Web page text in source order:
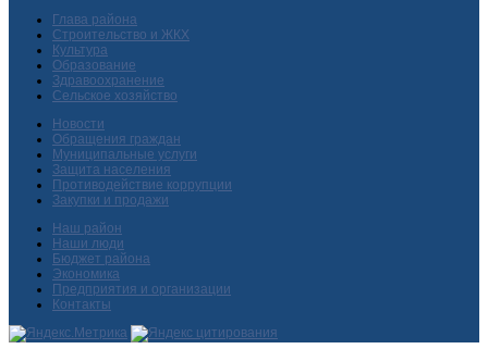
Глава района
Строительство и ЖКХ
Культура
Образование
Здравоохранение
Сельское хозяйство
Новости
Обращения граждан
Муниципальные услуги
Защита населения
Противодействие коррупции
Закупки и продажи
Наш район
Наши люди
Бюджет района
Экономика
Предприятия и организации
Контакты